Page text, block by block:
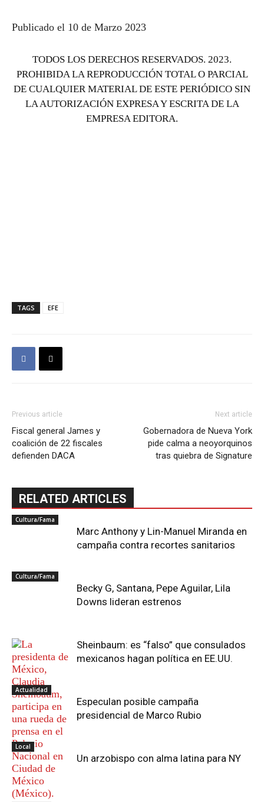
Publicado el 10 de Marzo 2023
TODOS LOS DERECHOS RESERVADOS. 2023.
PROHIBIDA LA REPRODUCCIÓN TOTAL O PARCIAL
DE CUALQUIER MATERIAL DE ESTE PERIÓDICO SIN
LA AUTORIZACIÓN EXPRESA Y ESCRITA DE LA
EMPRESA EDITORA.
TAGS EFE
Previous article
Fiscal general James y
coalición de 22 fiscales
defienden DACA
Next article
Gobernadora de Nueva York
pide calma a neoyorquinos
tras quiebra de Signature
RELATED ARTICLES
Cultura/Fama
Marc Anthony y Lin-Manuel Miranda en
campaña contra recortes sanitarios
Cultura/Fama
Becky G, Santana, Pepe Aguilar, Lila
Downs lideran estrenos
Sheinbaum: es “falso” que consulados
mexicanos hagan política en EE.UU.
Actualidad
Especulan posible campaña
presidencial de Marco Rubio
Local
Un arzobispo con alma latina para NY